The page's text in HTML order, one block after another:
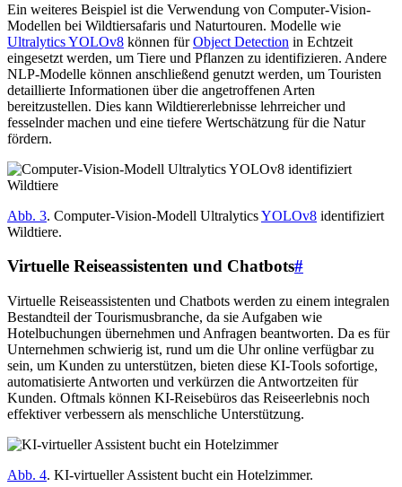
Ein weiteres Beispiel ist die Verwendung von Computer-Vision-
Modellen bei Wildtiersafaris und Naturtouren. Modelle wie
Ultralytics YOLOv8 können fürObject Detection in Echtzeit
eingesetzt werden, um Tiere und Pflanzen zu identifizieren. Andere
NLP-Modelle können anschließend genutzt werden, um Touristen
detaillierte Informationen über die angetroffenen Arten
bereitzustellen. Dies kann Wildtiererlebnisse lehrreicher und
fesselnder machen und eine tiefere Wertschätzung für die Natur
fördern.
Abb. 3. Computer-Vision-Modell UltralyticsYOLOv8 identifiziert
Wildtiere.
Virtuelle Reiseassistenten und Chatbots#
Virtuelle Reiseassistenten und Chatbots werden zu einem integralen
Bestandteil der Tourismusbranche, da sie Aufgaben wie
Hotelbuchungen übernehmen und Anfragen beantworten. Da es für
Unternehmen schwierig ist, rund um die Uhr online verfügbar zu
sein, um Kunden zu unterstützen, bieten diese KI-Tools sofortige,
automatisierte Antworten und verkürzen die Antwortzeiten für
Kunden. Oftmals können KI-Reisebüros das Reiseerlebnis noch
effektiver verbessern als menschliche Unterstützung.
Abb. 4. KI-virtueller Assistent bucht ein Hotelzimmer.